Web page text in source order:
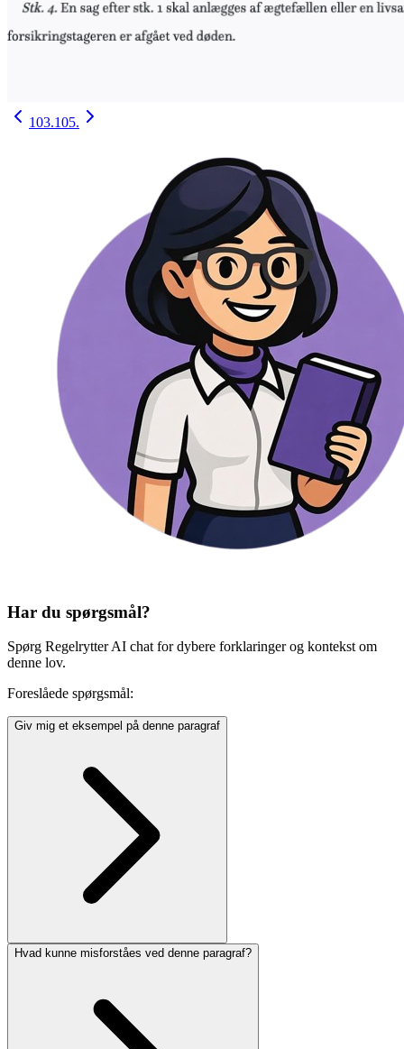
103.105.
Har du spørgsmål?
Spørg Regelrytter AI chat for dybere forklaringer og kontekst om
denne lov.
Foreslåede spørgsmål:
Giv mig et eksempel på denne paragraf
Hvad kunne misforståes ved denne paragraf?